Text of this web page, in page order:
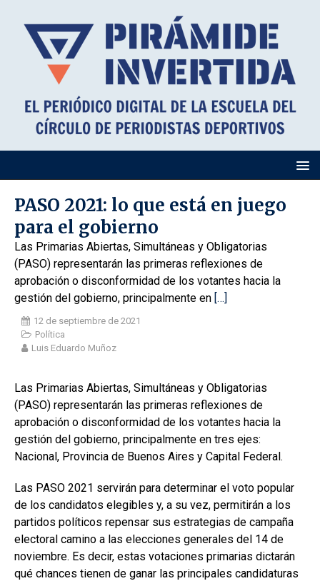
PASO 2021: lo que está en juego
para el gobierno
Las Primarias Abiertas, Simultáneas y Obligatorias
(PASO) representarán las primeras reflexiones de
aprobación o disconformidad de los votantes hacia la
gestión del gobierno, principalmente en […]
12 de septiembre de 2021
Política
Luis Eduardo Muñoz
Las Primarias Abiertas, Simultáneas y Obligatorias
(PASO) representarán las primeras reflexiones de
aprobación o disconformidad de los votantes hacia la
gestión del gobierno, principalmente en tres ejes:
Nacional, Provincia de Buenos Aires y Capital Federal.
Las PASO 2021 servirán para determinar el voto popular
de los candidatos elegibles y, a su vez, permitirán a los
partidos políticos repensar sus estrategias de campaña
electoral camino a las elecciones generales del 14 de
noviembre. Es decir, estas votaciones primarias dictarán
qué chances tienen de ganar las principales candidaturas